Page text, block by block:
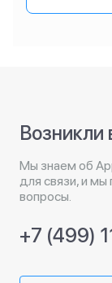
Возникли
Мы знаем об
для связи, и мы
вопросы.
+7 (499)